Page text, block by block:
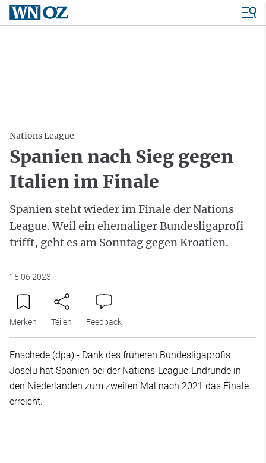
Nations League
Spanien nach Sieg gegen
Italien im Finale
Spanien steht wieder im Finale der Nations
League. Weil ein ehemaliger Bundesligaprofi
trifft, geht es am Sonntag gegen Kroatien.
15.06.2023
Merken Teilen Feedback
Enschede (dpa) - Dank des früheren Bundesligaprofis
Joselu hat Spanien bei der Nations-League-Endrunde in
den Niederlanden zum zweiten Mal nach 2021 das Finale
erreicht.